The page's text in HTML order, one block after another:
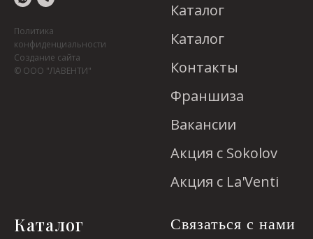
Политика
конфиденциальности
Создание сайта
© ООО "ЛАВЕНТИ"
Каталог
Каталог
Контакты
Франшиза
Вакансии
Акция с Sokolov
Акция с La'Venti
Каталог Связаться с нами